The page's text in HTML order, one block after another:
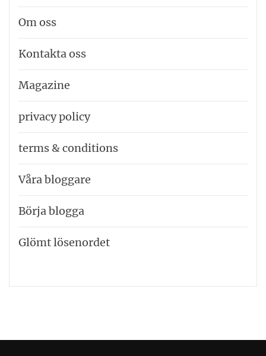
Om oss
Kontakta oss
Magazine
privacy policy
terms & conditions
Våra bloggare
Börja blogga
Glömt lösenordet